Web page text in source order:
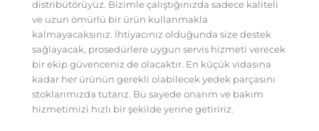
distribütörüyüz. Bizimle çalıştığınızda sadece kaliteli
ve uzun ömürlü bir ürün kullanmakla
kalmayacaksınız. İhtiyacınız olduğunda size destek
sağlayacak, prosedürlere uygun servis hizmeti verecek
bir ekip güvenceniz de olacaktır. En küçük vidasına
kadar her ürünün gerekli olabilecek yedek parçasını
stoklarımızda tutarız. Bu sayede onarım ve bakım
hizmetimizi hızlı bir şekilde yerine getiririz.